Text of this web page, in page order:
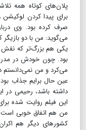
پلان‌های کوتاه همه
برای پیدا کردن
صرف کرده بود. وی
یکی هم بزرگ‌تر که
بود. چون خودش در
می‌کرد و من نمی‌دانستم
عین حال برایم جذاب
داشته باشد، رحیمی در
این فیلم روایت شده
من هم اتفاق خوبی است
کشورهای دیگر هم